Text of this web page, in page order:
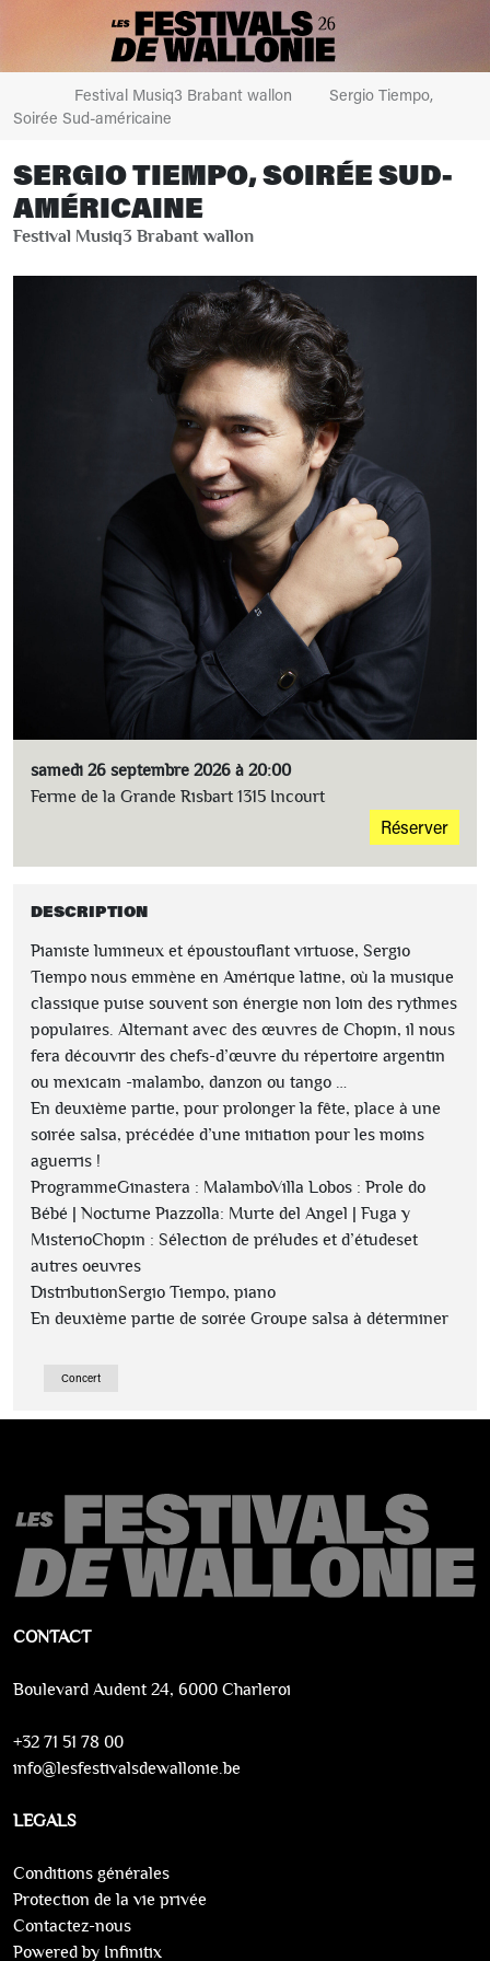
Festival Musiq3 Brabant wallon
Sergio Tiempo,
Soirée Sud-américaine
SERGIO TIEMPO, SOIRÉE SUD-
AMÉRICAINE
Festival Musiq3 Brabant wallon
samedi 26 septembre 2026 à 20:00
Ferme de la Grande Risbart 1315 Incourt
Réserver
DESCRIPTION
Pianiste lumineux et époustouflant virtuose, Sergio
Tiempo nous emmène en Amérique latine, où la musique
classique puise souvent son énergie non loin des rythmes
populaires. Alternant avec des œuvres de Chopin, il nous
fera découvrir des chefs-d’œuvre du répertoire argentin
ou mexicain -malambo, danzon ou tango …
En deuxième partie, pour prolonger la fête, place à une
soirée salsa, précédée d’une initiation pour les moins
aguerris !
ProgrammeGinastera : MalamboVilla Lobos : Prole do
Bébé | Nocturne Piazzolla: Murte del Angel | Fuga y
MisterioChopin : Sélection de préludes et d’étudeset
autres oeuvres
DistributionSergio Tiempo, piano
En deuxième partie de soirée Groupe salsa à déterminer
Concert
CONTACT
Boulevard Audent 24, 6000 Charleroi
+32 71 51 78 00
info@lesfestivalsdewallonie.be
LEGALS
Conditions générales
Protection de la vie privée
Contactez-nous
Powered by Infinitix